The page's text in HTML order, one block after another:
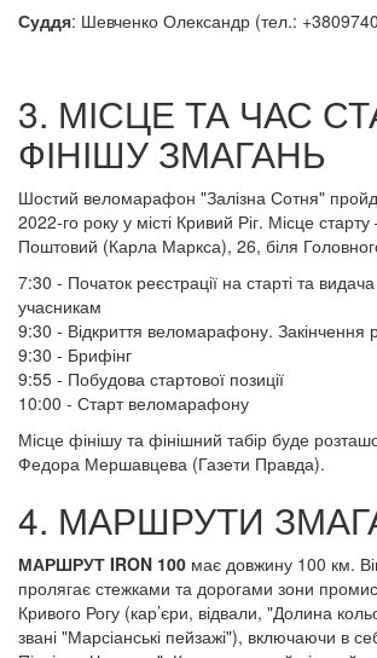
Суддя: Шевченко Олександр (тел.:
3. МІСЦЕ ТА ЧАС
ФІНІШУ ЗМАГАНЬ
Шостий веломарафон "Залізна Сотня"
2022-го року у місті Кривий Ріг. Місце
Поштовий (Карла Маркса), 26, біля
7:30 - Початок реєстрації на старті та
учасникам
9:30 - Відкриття веломарафону. Закінчення
9:30 - Брифінг
9:55 - Побудова стартової позиції
10:00 - Старт веломарафону
Місце фінішу та фінішний табір буде
Федора Мершавцева (Газети Правда).
4. МАРШРУТИ
МАРШРУТ IRON 100 має довжину 100 км.
пролягає стежками та дорогами зони
Кривого Рогу (кар’єри, відвали, "Долина
звані "Марсіанські пейзажі"), включаючи в